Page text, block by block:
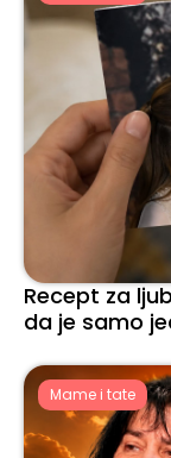
Recept za
da je samo
Mame i tate